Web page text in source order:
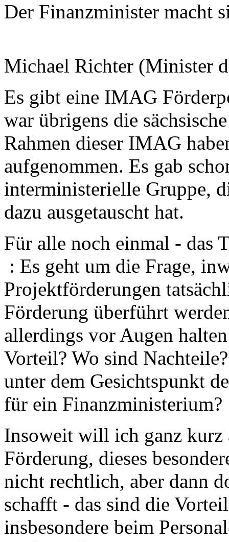
Der Finanzminister macht
Michael Richter (Minister
Es gibt eine IMAG
war übrigens die
Rahmen dieser IMAG
aufgenommen. Es gab
interministerielle Gruppe,
dazu ausgetauscht hat.
Für alle noch einmal - das
: Es geht um die Frage,
Projektförderungen
Förderung überführt
allerdings vor Augen
Vorteil? Wo sind
unter dem Gesichtspunkt
für ein Finanzministerium?
Insoweit will ich ganz kurz
Förderung, dieses
nicht rechtlich, aber dann
schafft - das sind die
insbesondere beim